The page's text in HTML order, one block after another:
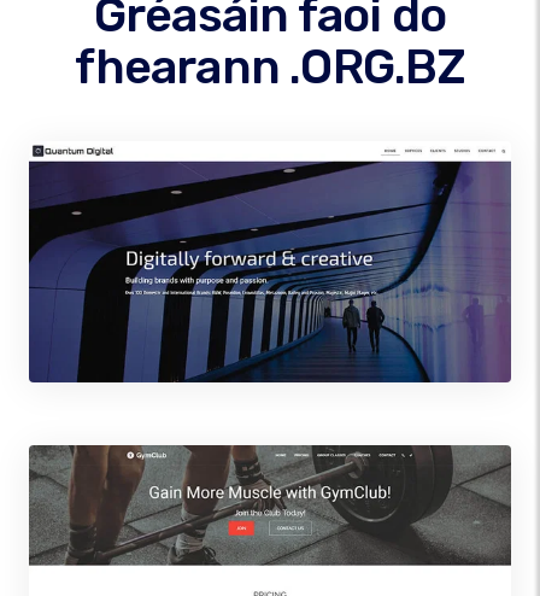
Gréasáin faoi do
fhearann .ORG.BZ